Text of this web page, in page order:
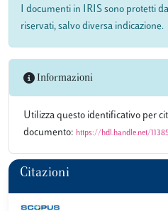
I documenti in IRIS sono protetti
riservati, salvo diversa indicazione.
Informazioni
Utilizza questo identificativo per
documento: https://hdl.handle.net/
Citazioni